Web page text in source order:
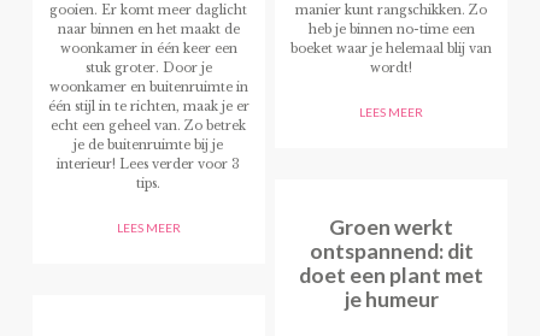
gooien. Er komt meer daglicht
naar binnen en het maakt de
woonkamer in éénkeer een
stuk groter. Door je
woonkamer en buitenruimte in
één stijl in te richten, maak je er
echt een geheel van. Zo betrek
je de buitenruimte bij je
interieur! Lees verder voor 3
tips.
LEES MEER
manier kunt rangschikken. Zo
heb je binnen no-time een
boeket waar je helemaal blij van
wordt!
LEES MEER
Groen werkt
ontspannend: dit
doet een plant met
je humeur